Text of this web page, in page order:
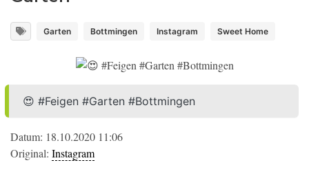
Garten Bottmingen Instagram Sweet Home
😍 #Feigen #Garten #Bottmingen
Datum: 18.10.2020 11:06
Original: Instagram